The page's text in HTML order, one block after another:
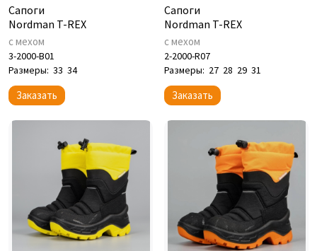
Сапоги
Nordman T-REX
с мехом
3-2000-B01
Размеры: 33 34
Заказать
Сапоги
Nordman T-REX
с мехом
2-2000-R07
Размеры: 27 28 29 31
Заказать